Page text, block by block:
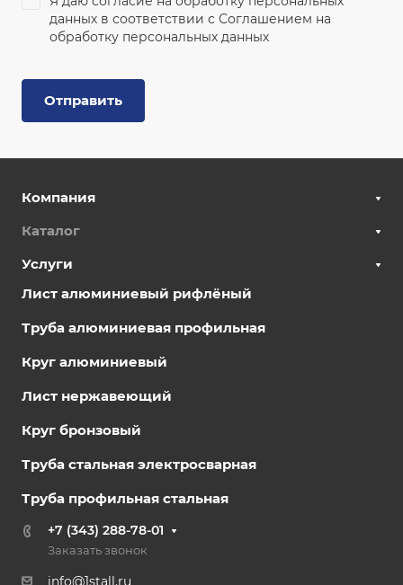
данных в соответствии с Соглашением на
обработку персональных данных
Отправить
Компания
Каталог
Услуги
Лист алюминиевый рифлёный
Труба алюминиевая профильная
Круг алюминиевый
Лист нержавеющий
Круг бронзовый
Труба стальная электросварная
Труба профильная стальная
+7 (343) 288-78-01
Заказать звонок
info@1stall.ru